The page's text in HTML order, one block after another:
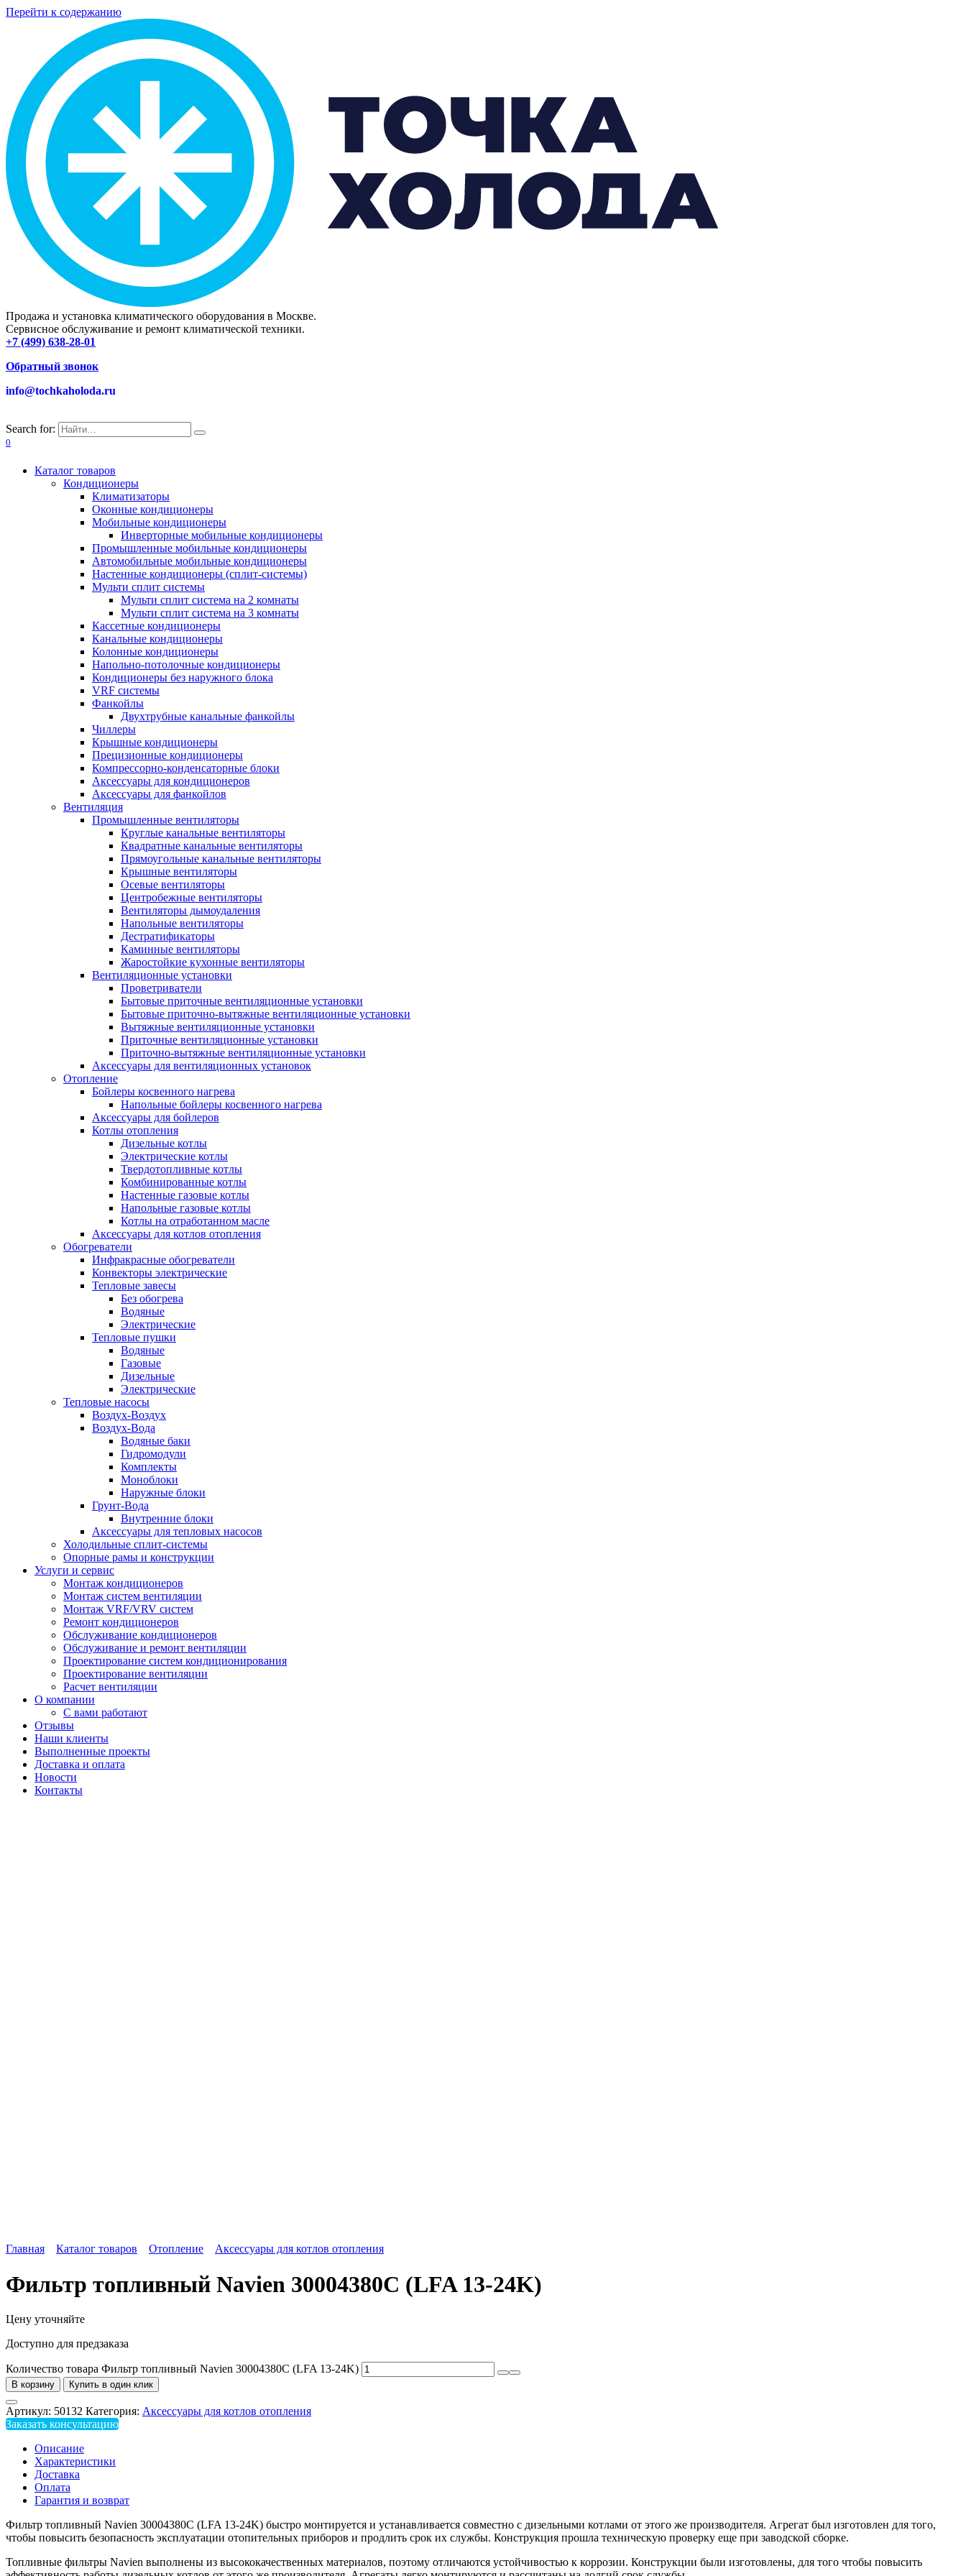
Перейти к содержанию
Продажа и установка климатического оборудования в Москве.
Сервисное обслуживание и ремонт климатической техники.
+7 (499) 638-28-01
Обратный звонок
info@tochkaholoda.ru
Search for:
0
Каталог товаров
Кондиционеры
Климатизаторы
Оконные кондиционеры
Мобильные кондиционеры
Инверторные мобильные кондиционеры
Промышленные мобильные кондиционеры
Автомобильные мобильные кондиционеры
Настенные кондиционеры (сплит-системы)
Мульти сплит системы
Мульти сплит система на 2 комнаты
Мульти сплит система на 3 комнаты
Кассетные кондиционеры
Канальные кондиционеры
Колонные кондиционеры
Напольно-потолочные кондиционеры
Кондиционеры без наружного блока
VRF системы
Фанкойлы
Двухтрубные канальные фанкойлы
Чиллеры
Крышные кондиционеры
Прецизионные кондиционеры
Компрессорно-конденсаторные блоки
Аксессуары для кондиционеров
Аксессуары для фанкойлов
Вентиляция
Промышленные вентиляторы
Круглые канальные вентиляторы
Квадратные канальные вентиляторы
Прямоугольные канальные вентиляторы
Крышные вентиляторы
Осевые вентиляторы
Центробежные вентиляторы
Вентиляторы дымоудаления
Напольные вентиляторы
Дестратификаторы
Каминные вентиляторы
Жаростойкие кухонные вентиляторы
Вентиляционные установки
Проветриватели
Бытовые приточные вентиляционные установки
Бытовые приточно-вытяжные вентиляционные установки
Вытяжные вентиляционные установки
Приточные вентиляционные установки
Приточно-вытяжные вентиляционные установки
Аксессуары для вентиляционных установок
Отопление
Бойлеры косвенного нагрева
Напольные бойлеры косвенного нагрева
Аксессуары для бойлеров
Котлы отопления
Дизельные котлы
Электрические котлы
Твердотопливные котлы
Комбинированные котлы
Настенные газовые котлы
Напольные газовые котлы
Котлы на отработанном масле
Аксессуары для котлов отопления
Обогреватели
Инфракрасные обогреватели
Конвекторы электрические
Тепловые завесы
Без обогрева
Водяные
Электрические
Тепловые пушки
Водяные
Газовые
Дизельные
Электрические
Тепловые насосы
Воздух-Воздух
Воздух-Вода
Водяные баки
Гидромодули
Комплекты
Моноблоки
Наружные блоки
Грунт-Вода
Внутренние блоки
Аксессуары для тепловых насосов
Холодильные сплит-системы
Опорные рамы и конструкции
Услуги и сервис
Монтаж кондиционеров
Монтаж систем вентиляции
Монтаж VRF/VRV систем
Ремонт кондиционеров
Обслуживание кондиционеров
Обслуживание и ремонт вентиляции
Проектирование систем кондиционирования
Проектирование вентиляции
Расчет вентиляции
О компании
С вами работают
Отзывы
Наши клиенты
Выполненные проекты
Доставка и оплата
Новости
Контакты
Главная Каталог товаров Отопление Аксессуары для котлов отопления
Фильтр топливный Navien 30004380C (LFA 13-24K)
Цену уточняйте
Доступно для предзаказа
Количество товара Фильтр топливный Navien 30004380C (LFA 13-24K)
В корзину Купить в один клик
Артикул: 50132 Категория: Аксессуары для котлов отопления
Заказать консультацию
Описание
Характеристики
Доставка
Оплата
Гарантия и возврат
Фильтр топливный Navien 30004380C (LFA 13-24K) быстро монтируется и устанавливается совместно с дизельными котлами от этого же производителя. Агрегат был изготовлен для того,
чтобы повысить безопасность эксплуатации отопительных приборов и продлить срок их службы. Конструкция прошла техническую проверку еще при заводской сборке.
Топливные фильтры Navien выполнены из высококачественных материалов, поэтому отличаются устойчивостью к коррозии. Конструкции были изготовлены, для того чтобы повысить